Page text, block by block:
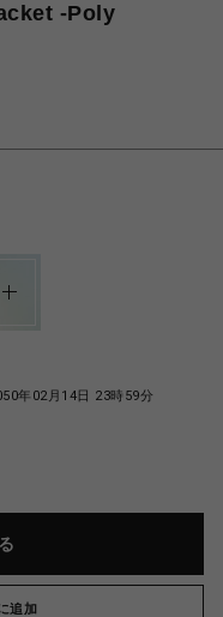
-Poly
年02月14日 23時59分
追加